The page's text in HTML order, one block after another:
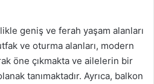
geniş ve ferah yaşam alanları
ve oturma alanları, modern
öne çıkmakta ve ailelerin bir
tanımaktadır. Ayrıca, balkon